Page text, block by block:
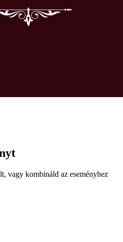
vagy kombináld az eseményhez